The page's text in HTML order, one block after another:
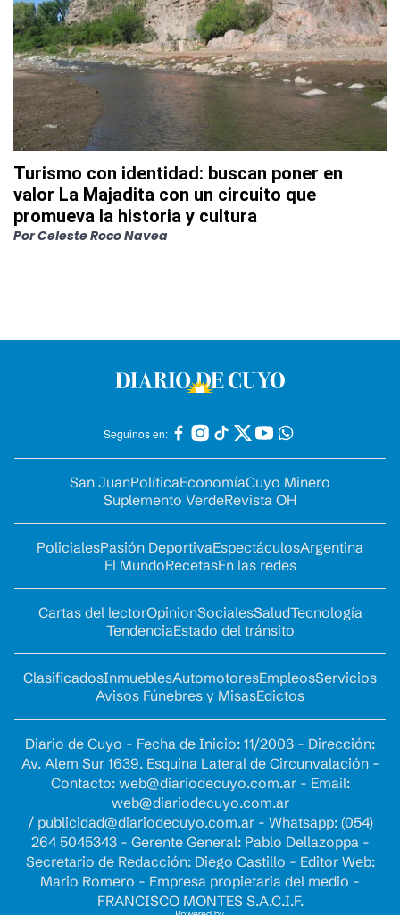
Turismo con identidad: buscan poner en
valor La Majadita con un circuito que
promueva la historia y cultura
PorCeleste Roco Navea
Seguinos en:
San JuanPolíticaEconomíaCuyo Minero
Suplemento VerdeRevista OH
PolicialesPasión DeportivaEspectáculosArgentina
El MundoRecetasEn las redes
Cartas del lectorOpinionSocialesSaludTecnología
TendenciaEstado del tránsito
ClasificadosInmueblesAutomotoresEmpleosServicios
Avisos Fúnebres y MisasEdictos
Diario de Cuyo - Fecha de Inicio: 11/2003 - Dirección:
Av. Alem Sur 1639. Esquina Lateral de Circunvalación -
Contacto: web@diariodecuyo.com.ar- Email:
web@diariodecuyo.com.ar
/ publicidad@diariodecuyo.com.ar- Whatsapp: (054)
264 5045343 - Gerente General: Pablo Dellazoppa -
Secretario de Redacción: Diego Castillo - Editor Web:
Mario Romero - Empresa propietaria del medio -
FRANCISCO MONTES S.A.C.I.F.